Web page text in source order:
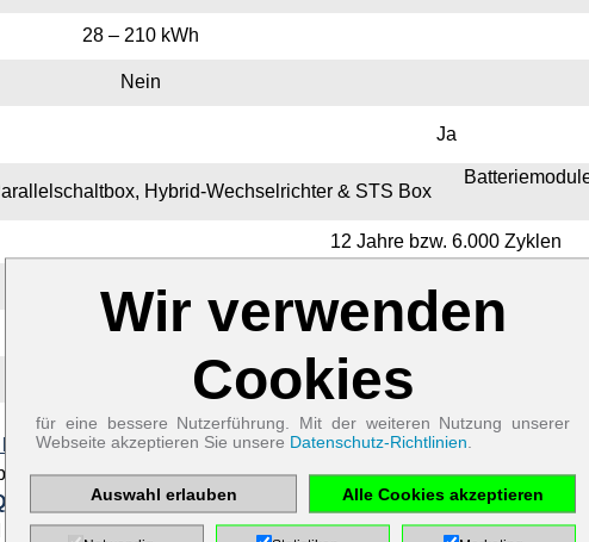
28 – 210 kWh
Nein
Ja
Hybrid-Wechselrichter & STS Box
12 Jahre bzw. 6.000 Zyklen
10 Jahre
Link
Downloadcenter.
Die 50er-Version ist ab Lager verfügbar, die 92er-Version
.
Bestellungen.
Zum Betrieb der Seite notwendige Cookies:
Session
Cookie
& Co. KG
Kontaktformular
/ SPAM
Schutz
Cookie Name PHPSESSID
Wir verwenden
Cookies
für eine bessere Nutzerführung. Mit der weiteren Nutzung unserer
Webseite akzeptieren Sie unsere Datenschutz-Richtlinien
Auswahl erlauben Alle Cookies akzeptieren